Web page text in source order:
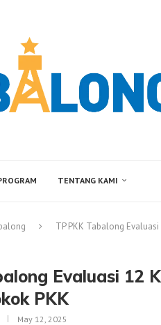
TENTANG KAMI
TP PKK Tabalong
Evaluasi 12
PKK
May 12, 2025